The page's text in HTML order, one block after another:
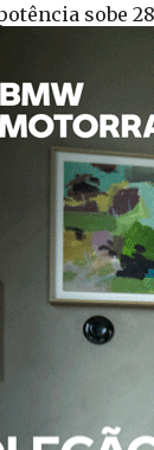
sobe
jante
no estilo
ralis
ideal
de 14
QC 3.0 e